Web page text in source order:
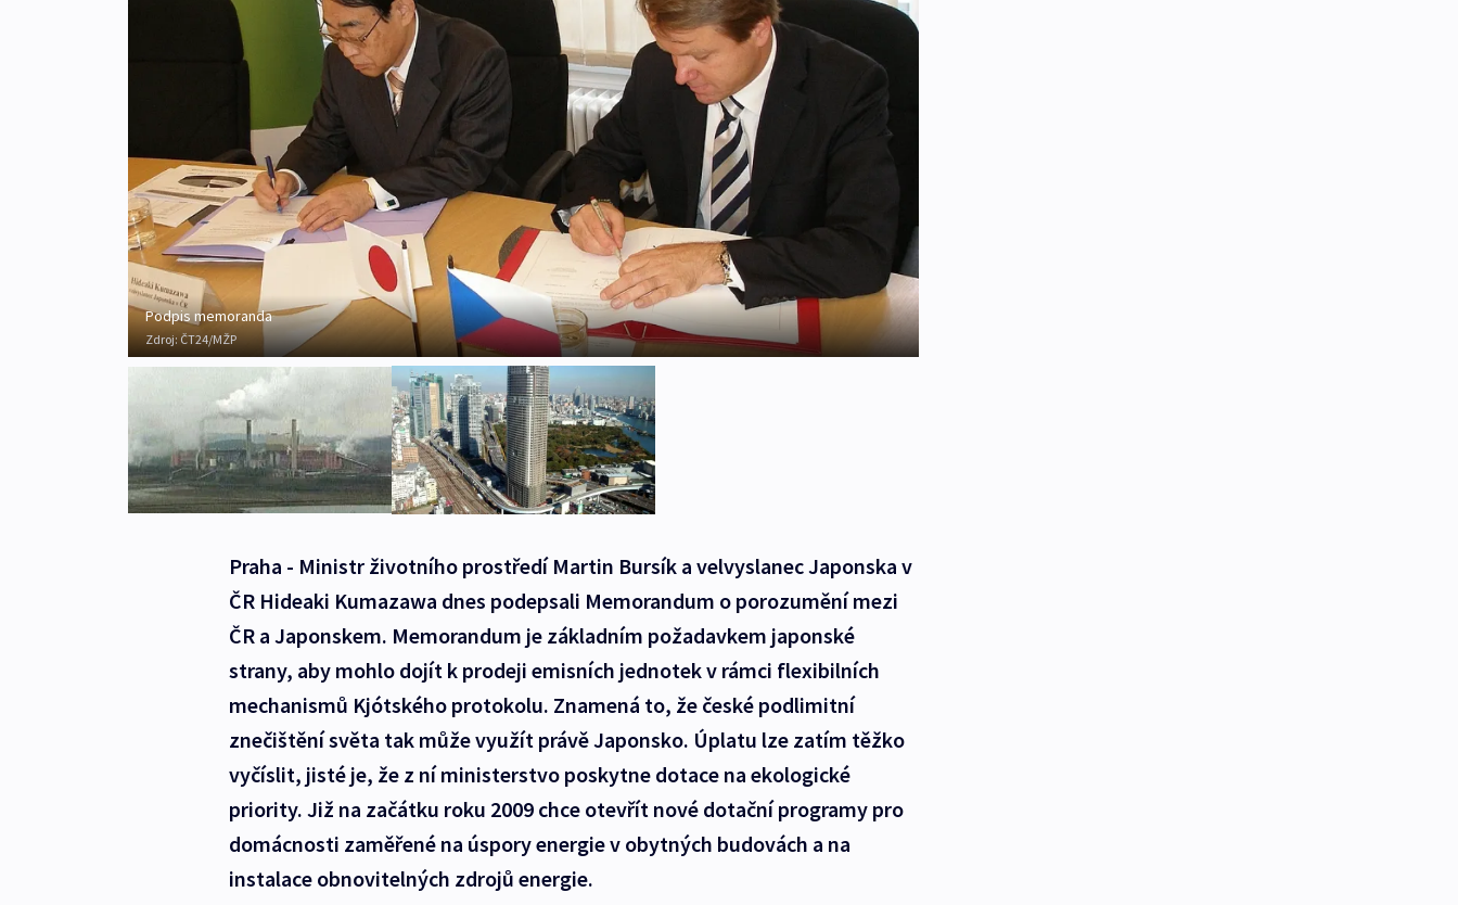
Podpis memoranda
Zdroj:ČT24/MŽP
Praha - Ministr životního prostředí Martin Bursík a velvyslanec Japonska v
ČR Hideaki Kumazawa dnes podepsali Memorandum o porozumění mezi
ČR a Japonskem. Memorandum je základním požadavkem japonské
strany, aby mohlo dojít k prodeji emisních jednotek v rámci flexibilních
mechanismů Kjótského protokolu. Znamená to, že české podlimitní
znečištění světa tak může využít právě Japonsko. Úplatu lze zatím těžko
vyčíslit, jisté je, že z ní ministerstvo poskytne dotace na ekologické
priority. Již na začátku roku 2009 chce otevřít nové dotační programy pro
domácnosti zaměřené na úspory energie v obytných budovách a na
instalace obnovitelných zdrojů energie.